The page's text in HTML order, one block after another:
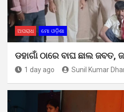
ଅପରାଧ ମୋ ଓଡ଼ିଶା
ଡହାଗାଁ ଠାରେ ବାଘ ଛାଲ
1 day ago Sunil Kumar